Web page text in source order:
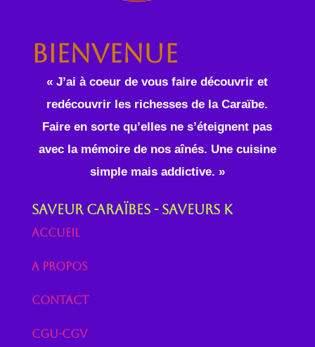
Bienvenue
« J’ai à coeur de vous faire découvrir et
redécouvrir les richesses de la Caraïbe.
Faire en sorte qu’elles ne s’éteignent pas
avec la mémoire de nos aînés. Une cuisine
simple mais addictive. »
Saveur Caraïbes - Saveurs K
Accueil
A propos
Contact
CGU-CGV